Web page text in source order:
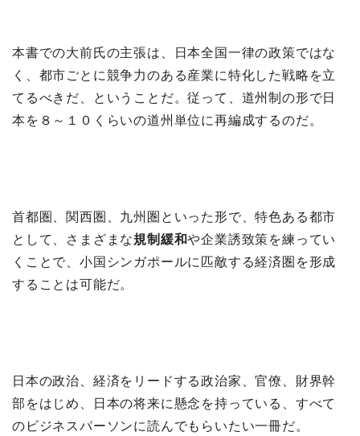
本書での大前氏の主張は、日本全国一律の政策ではな
く、都市ごとに競争力のある産業に特化した戦略を立
てるべきだ、ということだ。従って、道州制の形で日
本を８～１０くらいの道州単位に再編成するのだ。
首都圏、関西圏、九州圏といった形で、特色ある都市
として、さまざまな規制緩和や企業誘致策を練ってい
くことで、小国シンガポールに匹敵する経済圏を形成
することは可能だ。
日本の政治、経済をリードする政治家、官僚、財界幹
部をはじめ、日本の将来に懸念を持っている、すべて
のビジネスパーソンに読んでもらいたい一冊だ。